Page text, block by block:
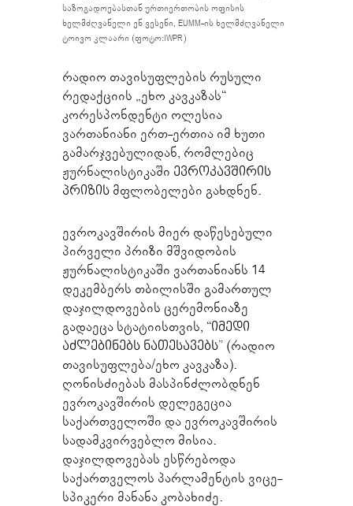
საზოგადოებასთან ურთიერთობის ოფისის
ხელმძღვანელი ენ ვესენი, EUMM-ის ხელმძღვანელი
ტოივო კლაარი (ფოტო:IWPR)
რადიო თავისუფლების რუსული
რედაქციის „ეხო კავკაზას“
კორესპონდენტი ოლესია
ვართანიანი ერთ-ერთია იმ ხუთი
გამარჯვებულიდან, რომლებიც
ჟურნალისტიკაში ევროკავშირის
პრიზის მფლობელები გახდნენ.
ევროკავშირის მიერ დაწესებული
პირველი პრიზი მშვიდობის
ჟურნალისტიკაში ვართანიანს 14
დეკემბერს თბილისში გამართულ
დაჯილდოვების ცერემონიაზე
გადაეცა სტატიისთვის, “იმედი
აძლებინებს ნათესავებს” (რადიო
თავისუფლება/ეხო კავკაზა).
ღონისძიებას მასპინძლობდნენ
ევროკავშირის დელეგეცია
საქართველოში და ევროკავშირის
სადამკვირვებლო მისია.
დაჯილდოვებას ესწრებოდა
საქართველოს პარლამენტის ვიცე-
სპიკერი მანანა კობახიძე.